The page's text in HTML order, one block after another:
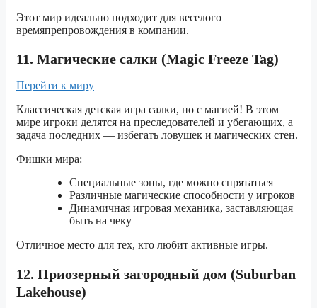
Этот мир идеально подходит для веселого
времяпрепровождения в компании.
11. Магические салки (Magic Freeze Tag)
Перейти к миру
Классическая детская игра салки, но с магией! В этом
мире игроки делятся на преследователей и убегающих, а
задача последних — избегать ловушек и магических стен.
Фишки мира:
Специальные зоны, где можно спрятаться
Различные магические способности у игроков
Динамичная игровая механика, заставляющая
быть на чеку
Отличное место для тех, кто любит активные игры.
12. Приозерный загородный дом (Suburban
Lakehouse)